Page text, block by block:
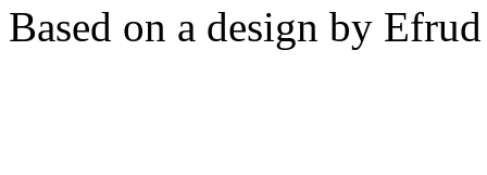
Based on a design by Efrud